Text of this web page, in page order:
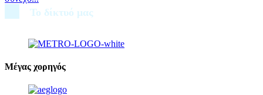
Το δίκτυό μας
Μέγας χορηγός